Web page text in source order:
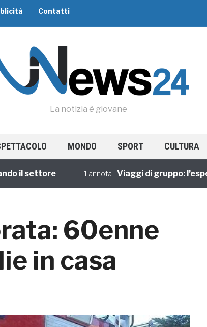
Contatti
La notizia è giovane
MONDO SPORT CULTURA
settore 1 annofa Viaggi di gruppo:
60enne
in casa